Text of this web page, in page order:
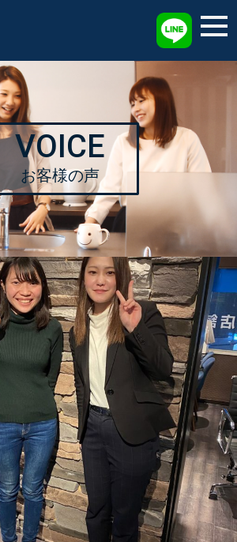
VOICE
お客様の声